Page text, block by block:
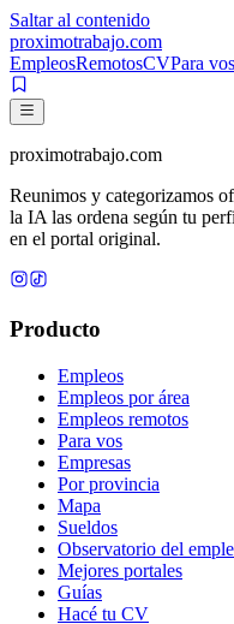
Saltar al contenido
proximotrabajo.com
EmpleosRemotosCVPara vos
proximotrabajo.com
Reunimos y categorizamos
la IA las ordena según tu
en el portal original.
Producto
Empleos
Empleos por área
Empleos remotos
Para vos
Empresas
Por provincia
Mapa
Sueldos
Observatorio del
Mejores portales
Guías
Hacé tu CV